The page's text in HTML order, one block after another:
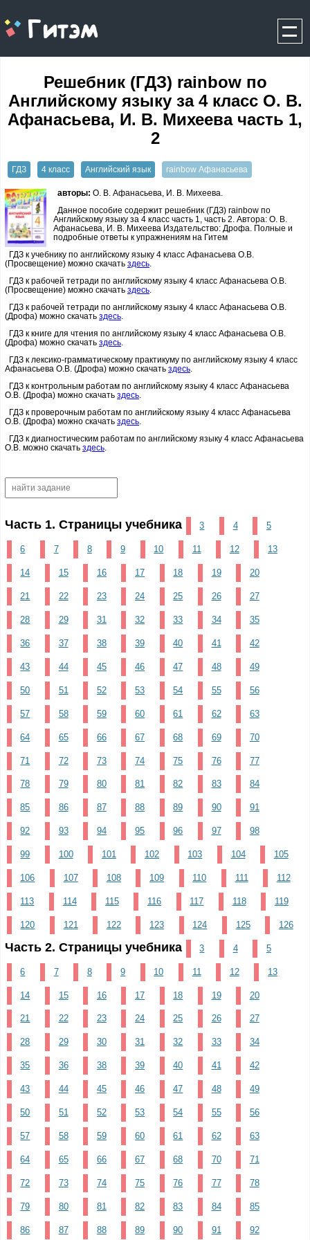
gitem.me
Решебник (ГДЗ) rainbow по
Английскому языку за 4 класс О. В.
Афанасьева, И. В. Михеева часть 1,
2
ГДЗ 4 класс Английский язык rainbow Афанасьева
авторы: О. В. Афанасьева, И. В. Михеева.
Данное пособие содержит решебник (ГДЗ) rainbow по
Английскому языку за 4 класс часть 1, часть 2. Автора: О. В.
Афанасьева, И. В. Михеева Издательство: Дрофа. Полные и
подробные ответы к упражнениям на Гитем
ГДЗ к учебнику по английскому языку 4 класс Афанасьева О.В.
(Просвещение) можно скачать здесь
ГДЗ к рабочей тетради по английскому языку 4 класс Афанасьева О.В.
(Просвещение) можно скачать здесь
ГДЗ к рабочей тетради по английскому языку 4 класс Афанасьева О.В.
(Дрофа) можно скачать здесь
ГДЗ к книге для чтения по английскому языку 4 класс Афанасьева О.В.
(Дрофа) можно скачать здесь
ГДЗ к лексико-грамматическому практикуму по английскому языку 4 класс
Афанасьева О.В. (Дрофа) можно скачать здесь
ГДЗ к контрольным работам по английскому языку 4 класс Афанасьева
О.В. (Дрофа) можно скачать здесь
ГДЗ к проверочным работам по английскому языку 4 класс Афанасьева
О.В. (Дрофа) можно скачать здесь
ГДЗ к диагностическим работам по английскому языку 4 класс Афанасьева
О.В. можно скачать здесь
Часть 1. Страницы учебника 3 4 5
6 7 8 9 10 11 12 13
14 15 16 17 18 19 20
21 22 23 24 25 26 27
28 29 31 32 33 34 35
36 37 38 39 40 41 42
43 44 45 46 47 48 49
50 51 52 53 54 55 56
57 58 59 60 61 62 63
64 65 66 67 68 69 70
71 72 73 74 75 76 77
78 79 80 81 82 83 84
85 86 87 88 89 90 91
92 93 94 95 96 97 98
99 100 101 102 103 104 105
106 107 108 109 110 111 112
113 114 115 116 117 118 119
120 121 122 123 124 125 126
Часть 2. Страницы учебника 3 4 5
6 7 8 9 10 11 12 13
14 15 16 17 18 19 20
21 22 23 24 25 26 27
28 29 30 31 32 33 34
35 36 38 39 40 41 42
43 44 45 46 47 48 49
50 51 52 53 54 55 56
57 58 59 60 61 62 63
64 65 66 67 68 70 71
72 73 74 75 76 77 78
79 80 81 82 83 84 85
86 87 88 89 90 91 92